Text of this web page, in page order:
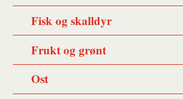
Fisk og skalldyr
Frukt og grønt
Ost